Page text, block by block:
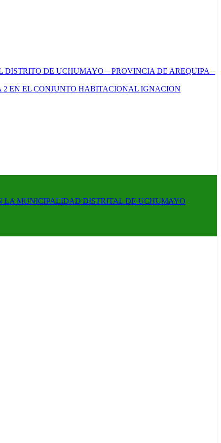
DISTRITO DE UCHUMAYO – PROVINCIA DE AREQUIPA –
EN EL CONJUNTO HABITACIONAL IGNACION
LA MUNICIPALIDAD DISTRITAL DE UCHUMAYO